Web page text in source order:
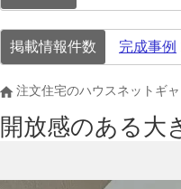
掲載情報件数 完成事例
注文住宅のハウスネットギ
開放感のある大